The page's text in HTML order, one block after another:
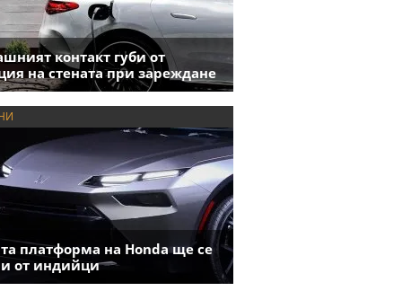
контакт губи от
на стената при зареждане
платформа на Honda ще се
от индийци